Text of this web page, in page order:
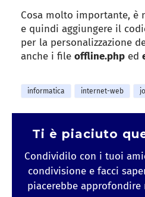
Cosa molto importante, è
e quindi aggiungere il
per la personalizzazione
anche i file offline.php ed
informatica internet-web
Ti è piaciuto
Condividilo con i tuoi
condivisione e facci
piacerebbe